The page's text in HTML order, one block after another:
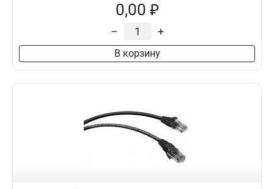
0,00 ₽
– +
В корзину